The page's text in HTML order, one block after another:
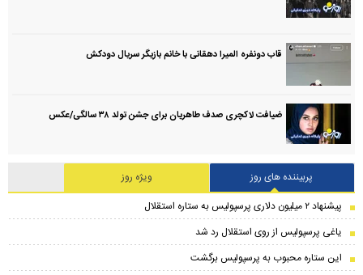
قاب دونفره المیرا دهقانی با خانم بازیگر سریال دودکش
ضیافت لاکچری صدف طاهریان برای جشن تولد ۳۸ سالگی‌/عکس
پربیننده های روز
ویژه روز
پیشنهاد ۲ میلیون دلاری پرسپولیس به ستاره استقلال
یاغی پرسپولیس از روی استقلال رد شد
این ستاره محبوب به پرسپولیس برگشت